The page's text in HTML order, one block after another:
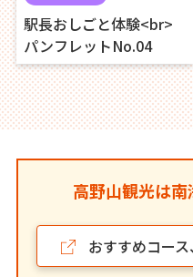
駅長おしごと体験<br>
パンフレットNo.04
高野山観光は南
おすすめコー